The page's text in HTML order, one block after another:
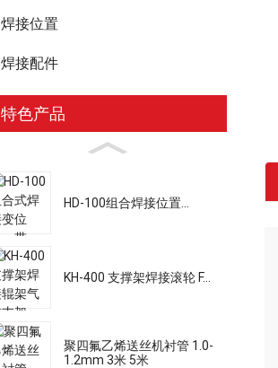
焊接位置
焊接配件
特色产品
HD-100组合焊接位置...
KH-400 支撑架焊接滚轮 F...
聚四氟乙烯送丝机衬管 1.0-
1.2mm 3米 5米